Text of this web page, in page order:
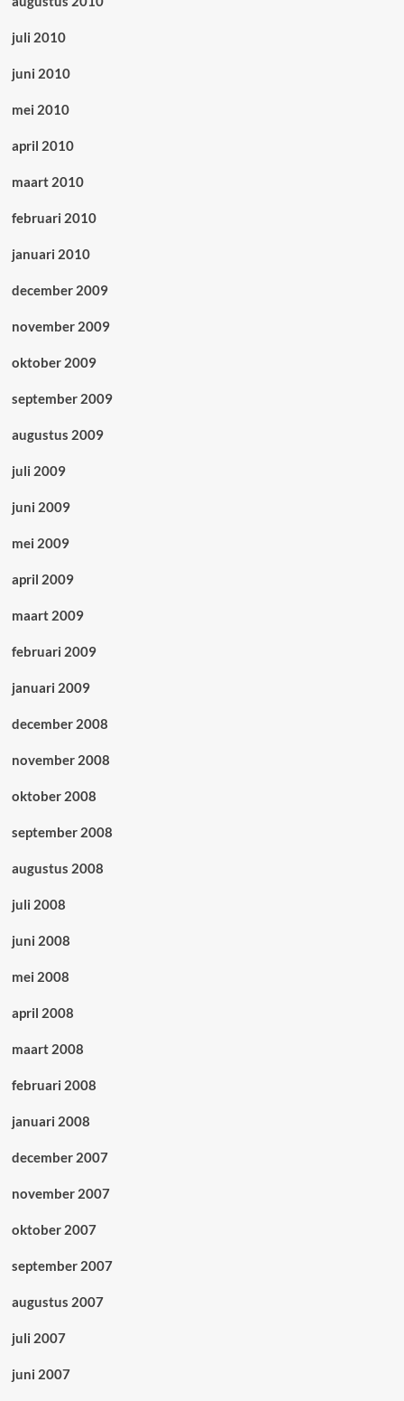
juli 2010
juni 2010
mei 2010
april 2010
maart 2010
februari 2010
januari 2010
december 2009
november 2009
oktober 2009
september 2009
augustus 2009
juli 2009
juni 2009
mei 2009
april 2009
maart 2009
februari 2009
januari 2009
december 2008
november 2008
oktober 2008
september 2008
augustus 2008
juli 2008
juni 2008
mei 2008
april 2008
maart 2008
februari 2008
januari 2008
december 2007
november 2007
oktober 2007
september 2007
augustus 2007
juli 2007
juni 2007